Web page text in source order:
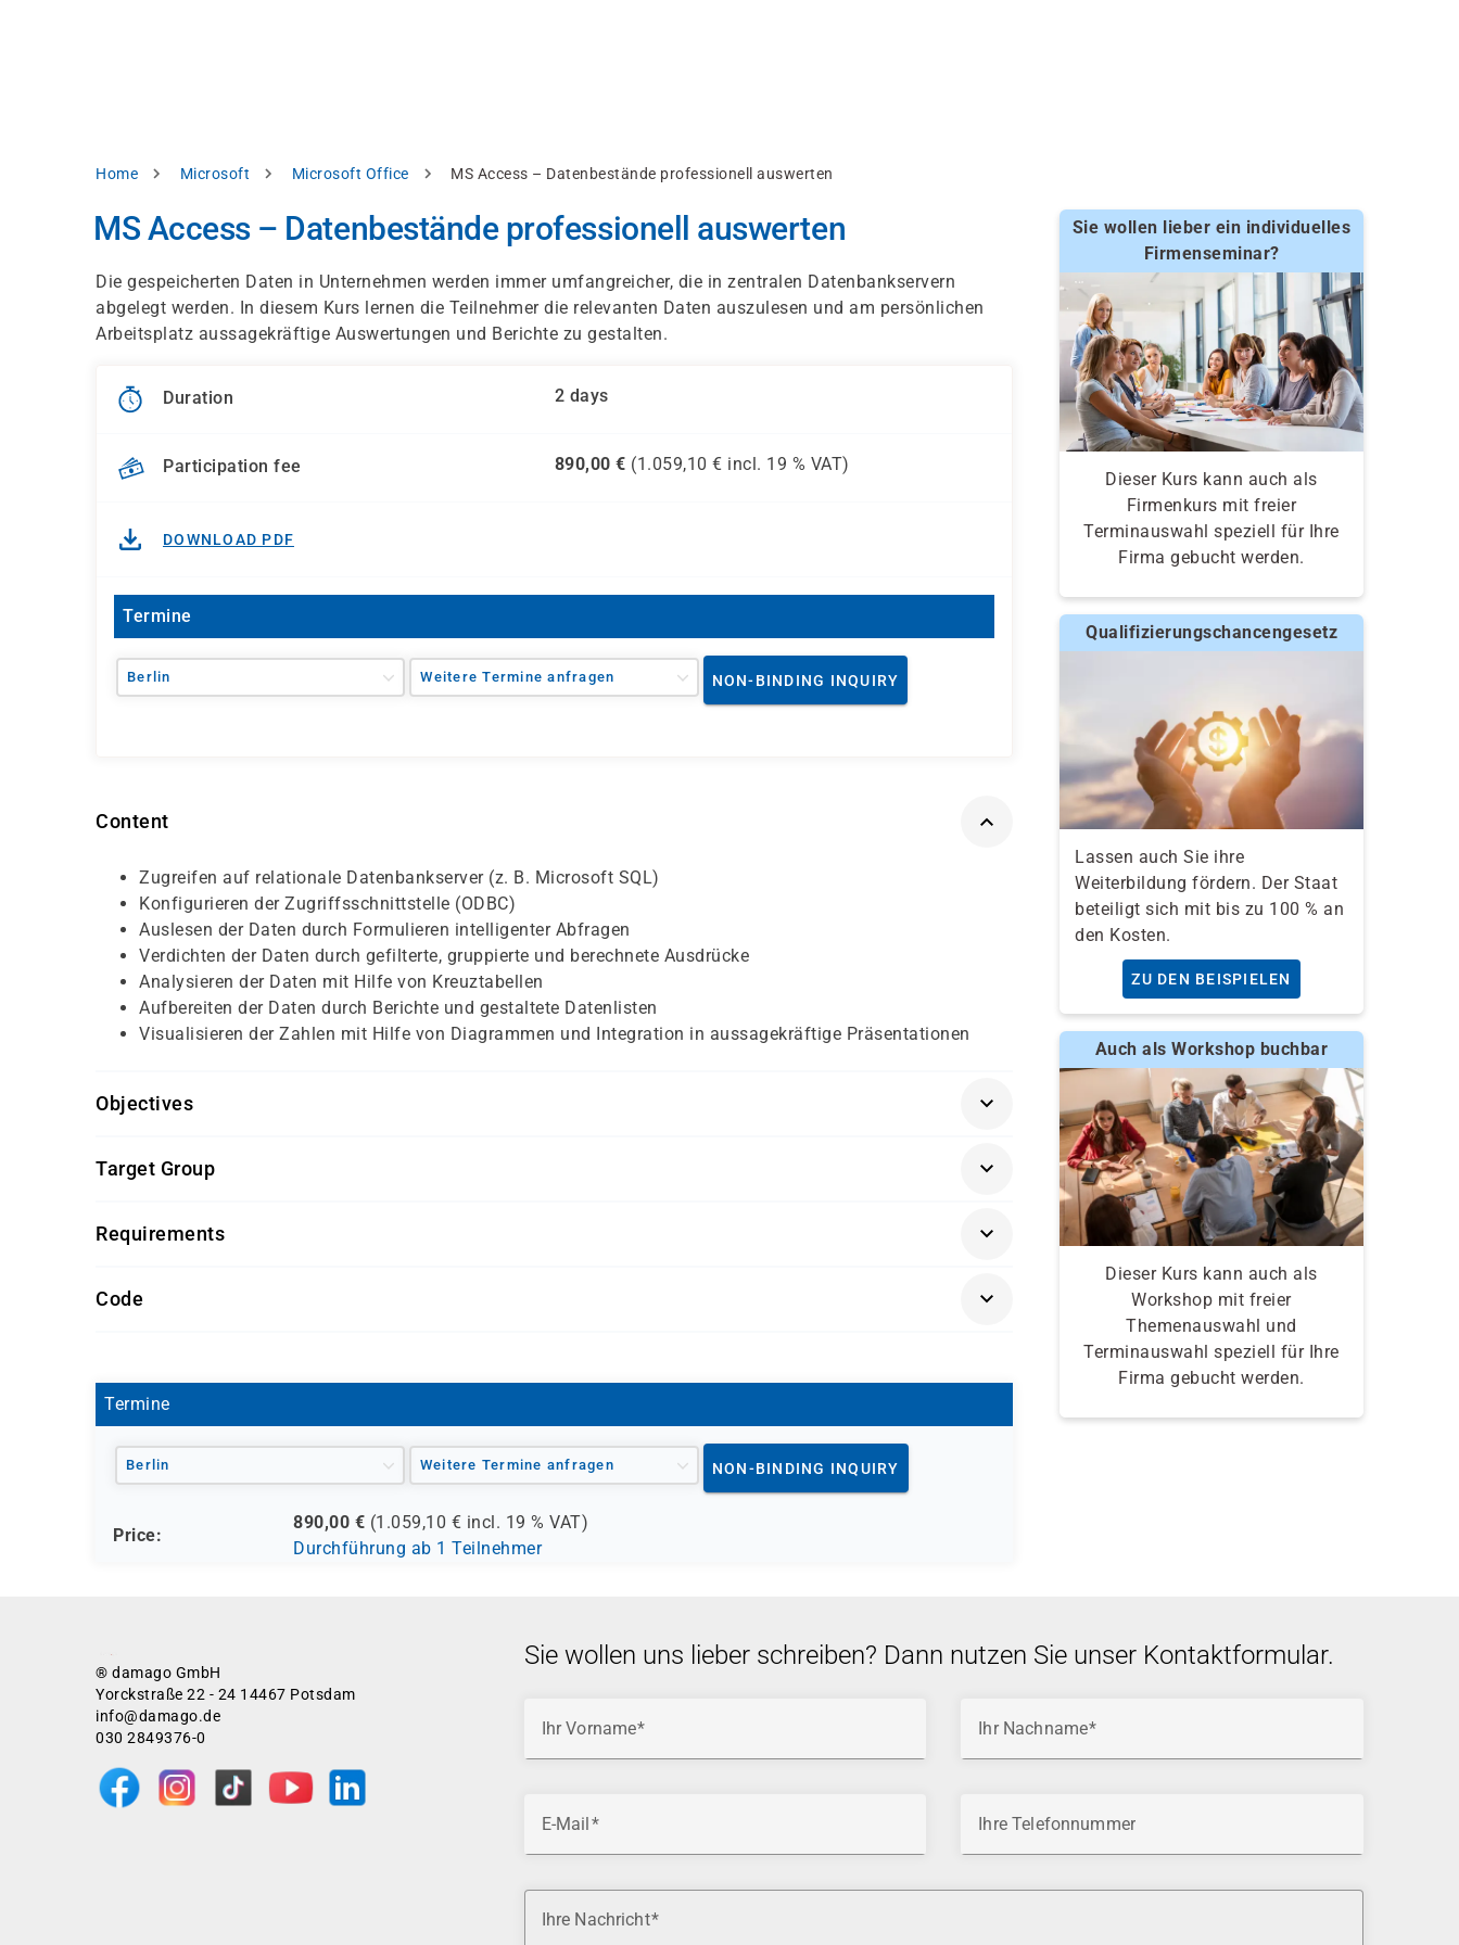
Breadcrumb
Home Microsoft Microsoft Office MS Access – Datenbestände professionell auswerten
MS Access – Datenbestände professionell auswerten
Die gespeicherten Daten in Unternehmen werden immer umfangreicher, die in zentralen Datenbankservern
abgelegt werden. In diesem Kurs lernen die Teilnehmer die relevanten Daten auszulesen und am persönlichen
Arbeitsplatz aussagekräftige Auswertungen und Berichte zu gestalten.
Duration 2 days
Participation fee 890,00 € (1.059,10 € incl. 19 % VAT)
DOWNLOAD PDF
Termine
Berlin Weitere Termine anfragen NON-BINDING INQUIRY
Content
Zugreifen auf relationale Datenbankserver (z. B. Microsoft SQL)
Konfigurieren der Zugriffsschnittstelle (ODBC)
Auslesen der Daten durch Formulieren intelligenter Abfragen
Verdichten der Daten durch gefilterte, gruppierte und berechnete Ausdrücke
Analysieren der Daten mit Hilfe von Kreuztabellen
Aufbereiten der Daten durch Berichte und gestaltete Datenlisten
Visualisieren der Zahlen mit Hilfe von Diagrammen und Integration in aussagekräftige Präsentationen
Objectives
Access Grundlagen
Target Group
Requirements
Code
Termine
Berlin Weitere Termine anfragen NON-BINDING INQUIRY
Price:
890,00 € (1.059,10 € incl. 19 % VAT)
Durchführung ab 1 Teilnehmer
Sie wollen lieber ein individuelles
Firmenseminar?
Dieser Kurs kann auch als
Firmenkurs mit freier
Terminauswahl speziell für Ihre
Firma gebucht werden.
Qualifizierungschancengesetz
Lassen auch Sie ihre
Weiterbildung fördern. Der Staat
beteiligt sich mit bis zu 100 % an
den Kosten.
ZU DEN BEISPIELEN
Auch als Workshop buchbar
Dieser Kurs kann auch als
Workshop mit freier
Themenauswahl und
Terminauswahl speziell für Ihre
Firma gebucht werden.
® damago GmbH
Yorckstraße 22 - 24 14467 Potsdam
info@damago.de
030 2849376-0
Sie wollen uns lieber schreiben? Dann nutzen Sie unser Kontaktformular.
Ihr Vorname Ihr Nachname
E-Mail Ihre Telefonnummer
Ihre Nachricht